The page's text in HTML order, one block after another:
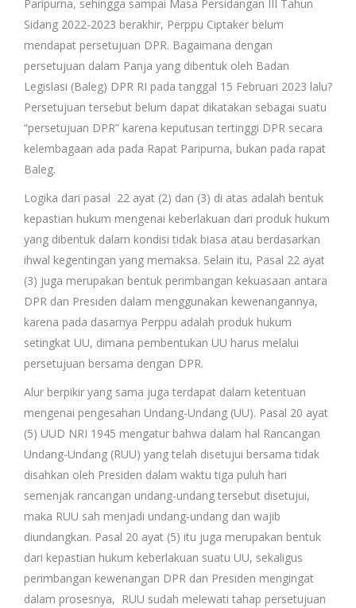
Paripurna, sehingga sampai Masa Persidangan III Tahun
Sidang 2022-2023 berakhir, Perppu Ciptaker belum
mendapat persetujuan DPR. Bagaimana dengan
persetujuan dalam Panja yang dibentuk oleh Badan
Legislasi (Baleg) DPR RI pada tanggal 15 Februari 2023 lalu?
Persetujuan tersebut belum dapat dikatakan sebagai suatu
“persetujuan DPR” karena keputusan tertinggi DPR secara
kelembagaan ada pada Rapat Paripurna, bukan pada rapat
Baleg.
Logika dari pasal 22 ayat (2) dan (3) di atas adalah bentuk
kepastian hukum mengenai keberlakuan dari produk hukum
yang dibentuk dalam kondisi tidak biasa atau berdasarkan
ihwal kegentingan yang memaksa. Selain itu, Pasal 22 ayat
(3) juga merupakan bentuk perimbangan kekuasaan antara
DPR dan Presiden dalam menggunakan kewenangannya,
karena pada dasarnya Perppu adalah produk hukum
setingkat UU, dimana pembentukan UU harus melalui
persetujuan bersama dengan DPR.
Alur berpikir yang sama juga terdapat dalam ketentuan
mengenai pengesahan Undang-Undang (UU). Pasal 20 ayat
(5) UUD NRI 1945 mengatur bahwa dalam hal Rancangan
Undang-Undang (RUU) yang telah disetujui bersama tidak
disahkan oleh Presiden dalam waktu tiga puluh hari
semenjak rancangan undang-undang tersebut disetujui,
maka RUU sah menjadi undang-undang dan wajib
diundangkan. Pasal 20 ayat (5) itu juga merupakan bentuk
dari kepastian hukum keberlakuan suatu UU, sekaligus
perimbangan kewenangan DPR dan Presiden mengingat
dalam prosesnya, RUU sudah melewati tahap persetujuan